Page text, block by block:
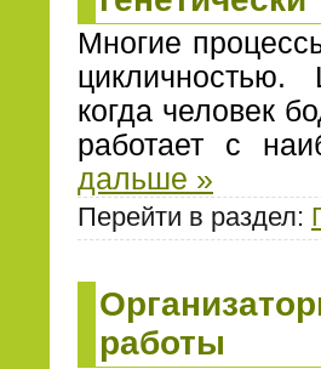
Многие
цикличностью.
когда человек
работает с
дальше »
Перейти в раздел:
работы